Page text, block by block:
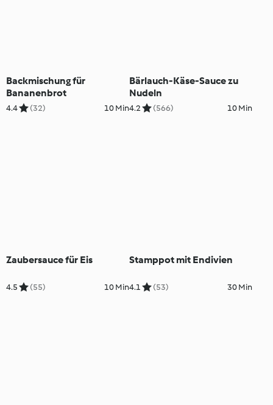
Backmischung für
Bananenbrot
4.4 (32) 10 Min
Bärlauch-Käse-Sauce zu
Nudeln
4.2 (566) 10 Min
Zaubersauce für Eis
4.5 (55) 10 Min
Stamppot mit Endivien
4.1 (53) 30 Min